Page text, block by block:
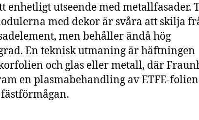
enhetligt utseende med metallfasader.
med dekor är svåra att skilja
men behåller ändå hög
En teknisk utmaning är häftningen
och glas eller metall, där
en plasmabehandling av ETFE-